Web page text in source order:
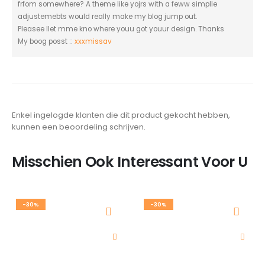
frfom somewhere? A theme like yojrs with a feww simplle
adjustemebts would really make my blog jump out.
Pleasee llet mme kno where youu got youur design. Thanks
My boog posst :: xxxmissav
Enkel ingelogde klanten die dit product gekocht hebben,
kunnen een beoordeling schrijven.
Misschien Ook Interessant Voor U
-30% -30%